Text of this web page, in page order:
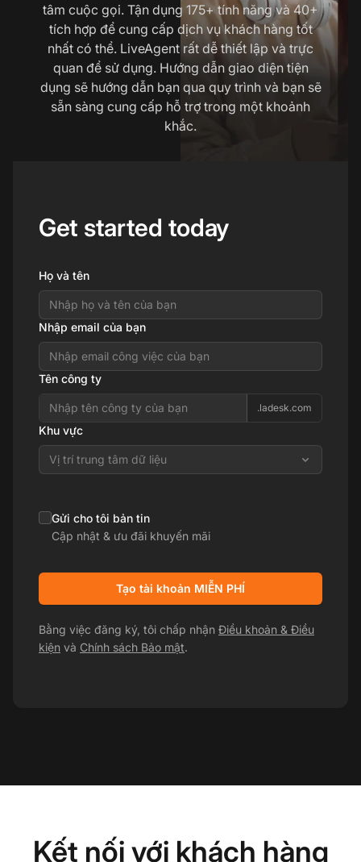
tâm cuộc gọi. Tận dụng 175+ tính năng và 40+
tích hợp để cung cấp dịch vụ khách hàng tốt
nhất có thể. LiveAgent rất dễ thiết lập và trực
quan để sử dụng. Hướng dẫn giao diện tiện
dụng sẽ hướng dẫn bạn qua quy trình và bạn sẽ
sẵn sàng cung cấp hỗ trợ trong một khoảnh
khắc.
Get started today
Họ và tên
Nhập email của bạn
Tên công ty
.ladesk.com
Khu vực
Vị trí trung tâm dữ liệu
Gửi cho tôi bản tin
Cập nhật & ưu đãi khuyến mãi
Tạo tài khoản MIỄN PHÍ
Bằng việc đăng ký, tôi chấp nhận Điều khoản & Điều
kiện và Chính sách Bảo mật.
Kết nối với khách hàng